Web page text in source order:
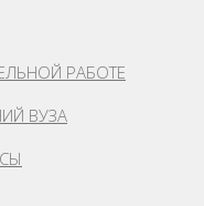
РАБОТЕ
ВУЗА